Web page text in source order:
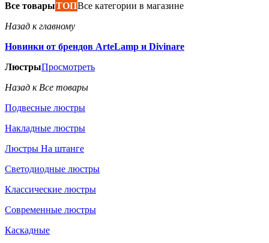
Все товарыТОПВсе категории в магазине
Назад к главному
Новинки от брендов ArteLamp и Divinare
ЛюстрыПросмотреть
Назад к Все товары
Подвесные люстры
Накладные люстры
Люстры На штанге
Светодиодные люстры
Классические люстры
Современные люстры
Каскадные